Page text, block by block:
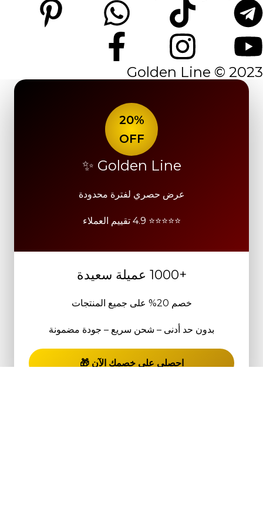
2023 © Golden Line
20%
OFF
Golden Line ✨
عرض حصري لفترة محدودة
⭐⭐⭐⭐⭐ 4.9 تقييم العملاء
+1000 عميلة سعيدة
خصم 20% على جميع المنتجات
بدون حد أدنى – شحن سريع – جودة مضمونة
احصلي على خصمك الآن 🎁